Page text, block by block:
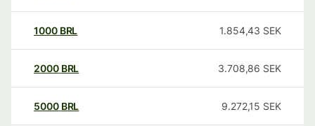
1000 BRL 1.854,43 SEK
2000 BRL 3.708,86 SEK
5000 BRL 9.272,15 SEK